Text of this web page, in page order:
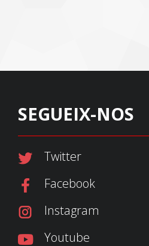
SEGUEIX-NOS
Twitter
Facebook
Instagram
Youtube